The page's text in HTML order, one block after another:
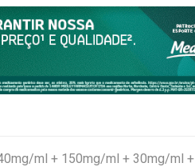
ml + 150mg/ml + 30mg/ml +